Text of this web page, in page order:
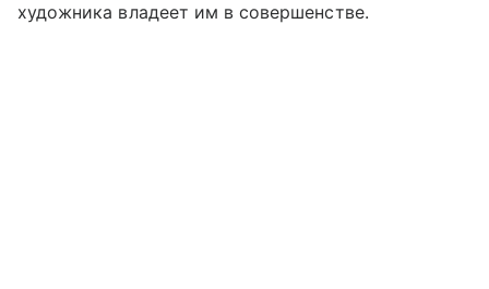
художника владеет им в совершенстве.